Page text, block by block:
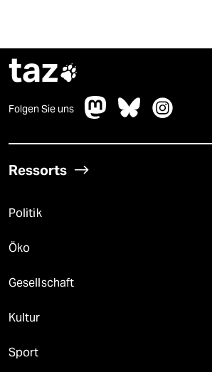
taz
Folgen Sie uns
Ressorts
Politik
Öko
Gesellschaft
Kultur
Sport